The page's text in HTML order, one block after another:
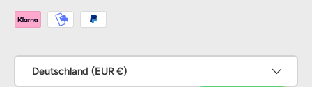
Zahlungsmethoden
Deutschland (EUR €)